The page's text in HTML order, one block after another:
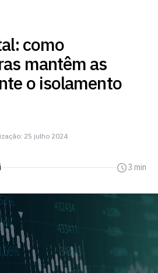
como
mantêm as
o isolamento
25 julho 2024
3 min